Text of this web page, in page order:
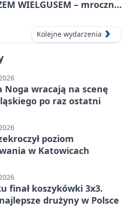
WIELGUSEM – mroczne
Kolejne wydarzenia
Noga wracają na scenę
po raz ostatni
poziom
w Katowicach
finał koszykówki 3x3.
drużyny w Polsce